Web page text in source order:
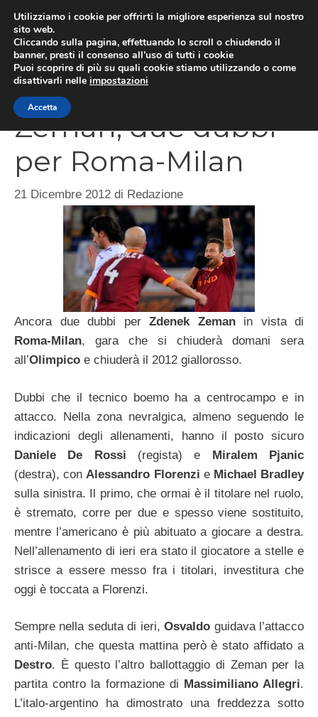
contenuto
Zeman, due dubbi
per Roma-Milan
21 Dicembre 2012 di Redazione
Ancora due dubbi per Zdenek Zemanin vista di
Roma-Milan, gara che si chiuderà domani sera
all’Olimpico e chiuderà il 2012 giallorosso.
Dubbi che il tecnico boemo ha a centrocampo e in
attacco. Nella zona nevralgica, almeno seguendo le
indicazioni degli allenamenti, hanno il posto sicuro
Daniele De Rossi (regista) e Miralem Pjanic
(destra), con Alessandro Florenzi e Michael Bradley
sulla sinistra. Il primo, che ormai è il titolare nel ruolo,
è stremato, corre per due e spesso viene sostituito,
mentre l’americano è più abituato a giocare a destra.
Nell’allenamento di ieri era stato il giocatore a stelle e
strisce a essere messo fra i titolari, investitura che
oggi è toccata a Florenzi.
Sempre nella seduta di ieri,Osvaldo guidava l’attacco
anti-Milan, che questa mattina però è stato affidato a
Destro. È questo l’altro ballottaggio di Zeman per la
partita contro la formazione di Massimiliano Allegri.
L’italo-argentino ha dimostrato una freddezza sotto
Utilizziamo i cookie per offrirti la migliore esperienza sul nostro
sito web.
Cliccando sulla pagina, effettuando lo scroll o chiudendo il
banner, presti il consenso all’uso di tutti i cookie
Puoi scoprire di più su quali cookie stiamo utilizzando o come
disattivarli nelle impostazioni
Accetta